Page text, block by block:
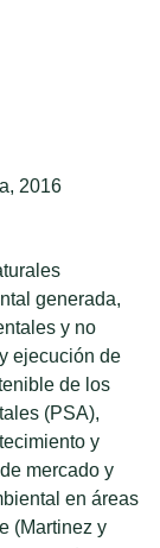
2016
generada,
y no
ejecución de
de los
(PSA),
y
mercado y
en áreas
(Martinez y